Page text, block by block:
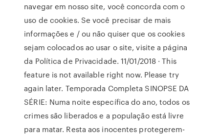
navegar em nosso site, você concorda com o
uso de cookies. Se você precisar de mais
informações e / ou não quiser que os cookies
sejam colocados ao usar o site, visite a página
da Política de Privacidade. 11/01/2018 · This
feature is not available right now. Please try
again later. Temporada Completa SINOPSE DA
SÉRIE: Numa noite específica do ano, todos os
crimes são liberados e a população está livre
para matar. Resta aos inocentes protegerem-